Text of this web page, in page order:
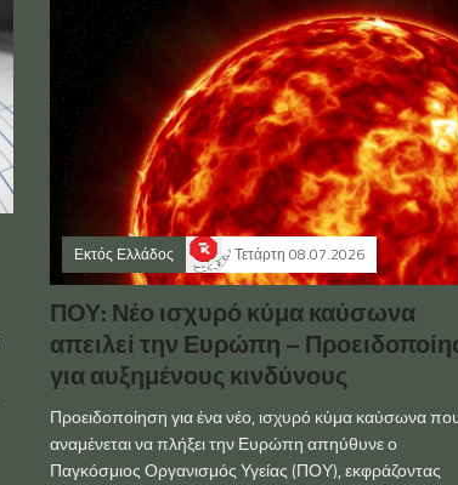
Εκτός Ελλάδος Τετάρτη 08.07.2026
ΠΟΥ: Νέο ισχυρό κύμα καύσωνα
απειλεί την Ευρώπη –
για αυξημένους κινδύνους
Προειδοποίηση για ένα νέο, ισχυρό κύμα καύσωνα
αναμένεται να πλήξει την Ευρώπη απηύθυνε ο
Παγκόσμιος Οργανισμός Υγείας (ΠΟΥ), εκφράζοντας